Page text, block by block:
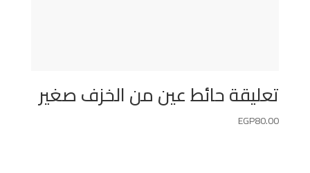
تعليقة حائط عين من الخزف صغير
EGP80.00